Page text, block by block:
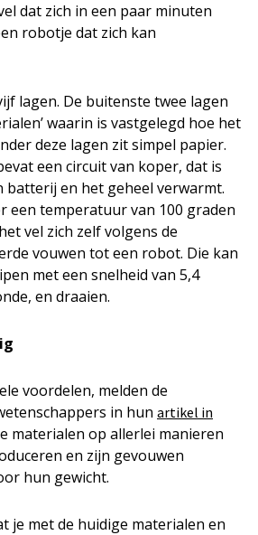
dat zich in een paar minuten
robotje dat zich kan
lagen. De buitenste twee lagen
waarin is vastgelegd hoe het
deze lagen zit simpel papier.
een circuit van koper, dat is
batterij en het geheel verwarmt.
een temperatuur van 100 graden
vel zich zelf volgens de
vouwen tot een robot. Die kan
met een snelheid van 5,4
en draaien.
voordelen, melden de
in hun artikel in
materialen op allerlei manieren
en zijn gevouwen
hun gewicht.
je met de huidige materialen en